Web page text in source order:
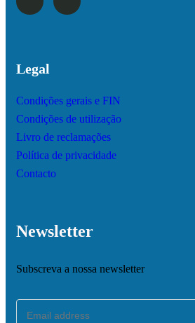
Legal
Condições gerais e FIN
Condições de utilização
Livro de reclamações
Política de privacidade
Contacto
Newsletter
Subscreva a nossa newsletter